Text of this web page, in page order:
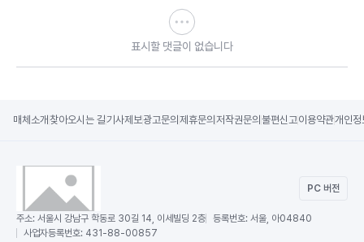
표시할 댓글이 없습니다
매체소개 찾아오시는 길기사제보광고문의 제휴문의 저작권문의 불편신고이용약관개인정
PC 버전
주소: 서울시 강남구 학동로 30길 14, 이세빌딩 2층 등록번호: 서울, 아04840
사업자등록번호: 431-88-00857